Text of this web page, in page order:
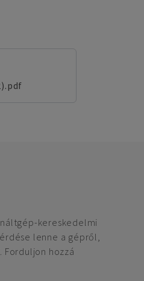
kereskedelmi
lenne a gépről,
hozzá